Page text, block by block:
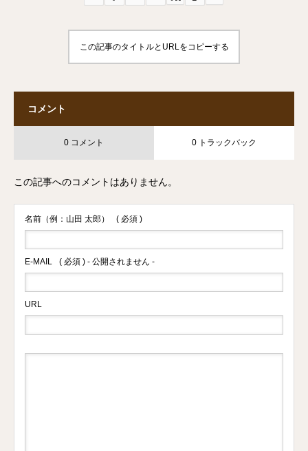
この記事のタイトルとURLをコピーする
コメント
0 コメント 0 トラックバック
この記事へのコメントはありません。
名前（例：山田 太郎） ( 必須 )
E-MAIL ( 必須 ) - 公開されません -
URL